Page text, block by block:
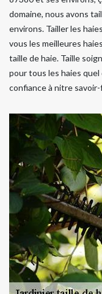
domaine, nous avons
environs. Tailler les
vous les meilleures
taille de haie. Taille
pour tous les haies
confiance à nitre